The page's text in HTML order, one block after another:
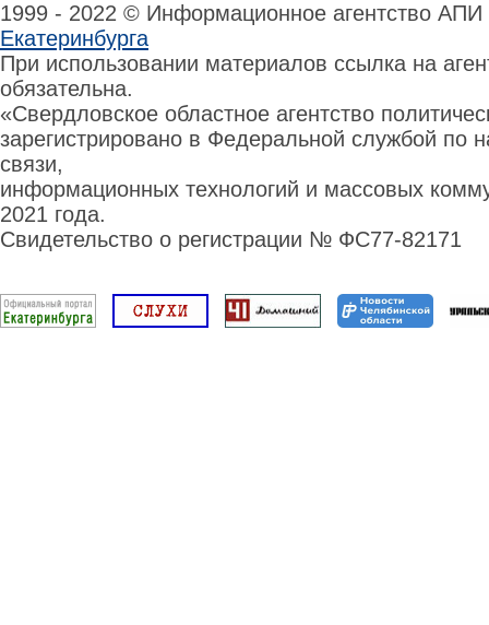
1999 - 2022 © Информационное агентство
Екатеринбурга
При использовании материалов ссылка на
обязательна.
«Свердловское областное агентство
зарегистрировано в Федеральной службой по
связи,
информационных технологий и массовых
2021 года.
Свидетельство о регистрации № ФС77-82171